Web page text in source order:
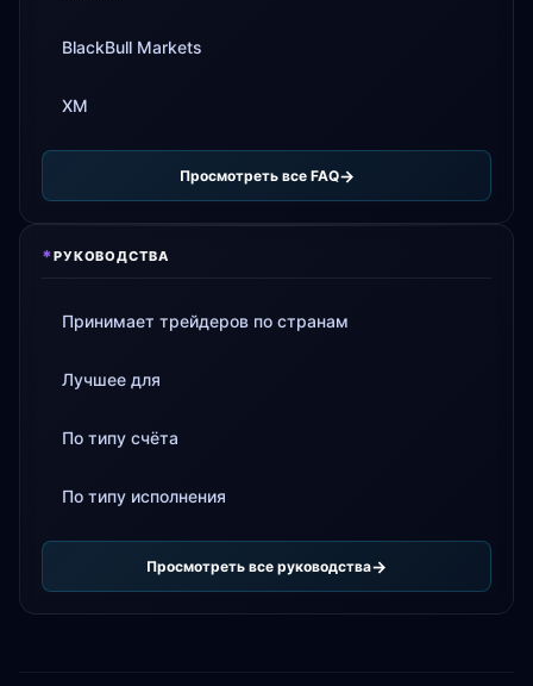
BlackBull Markets
XM
Просмотреть все FAQ
*РУКОВОДСТВА
Принимает трейдеров по странам
Лучшее для
По типу счёта
По типу исполнения
Просмотреть все руководства